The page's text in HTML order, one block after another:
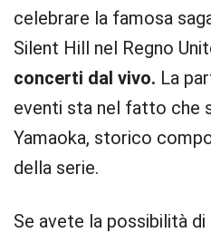
celebrare la famosa
Silent Hill nel Regno
concerti dal vivo. La
eventi sta nel fatto che
Yamaoka, storico
della serie.
Se avete la possibilità